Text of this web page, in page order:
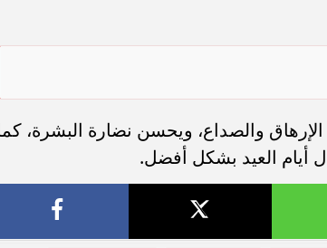
والصداع، ويحسن نضارة البشرة،
أيام العيد بشكل أفضل.